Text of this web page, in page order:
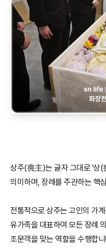
상주(喪主)는 글자 그대로 '상
의미하며, 장례를 주관하는 핵
전통적으로 상주는 고인의 가
유가족을 대표하여 모든 장례
조문객을 맞는 역할을 수행합